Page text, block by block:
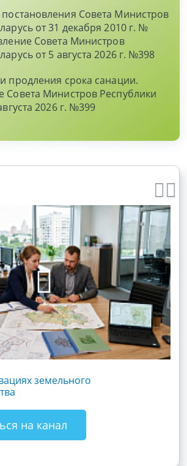
Совета Министров
от 31 декабря 2010 г. №
Совета Министров
от 5 августа 2026 г. №398
продления срока санации.
Совета Министров Республики
2026 г. №399
земельного
на канал